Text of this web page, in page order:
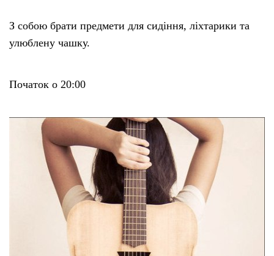
З собою брати предмети для сидіння, ліхтарики та
улюблену чашку.
Початок о 20:00